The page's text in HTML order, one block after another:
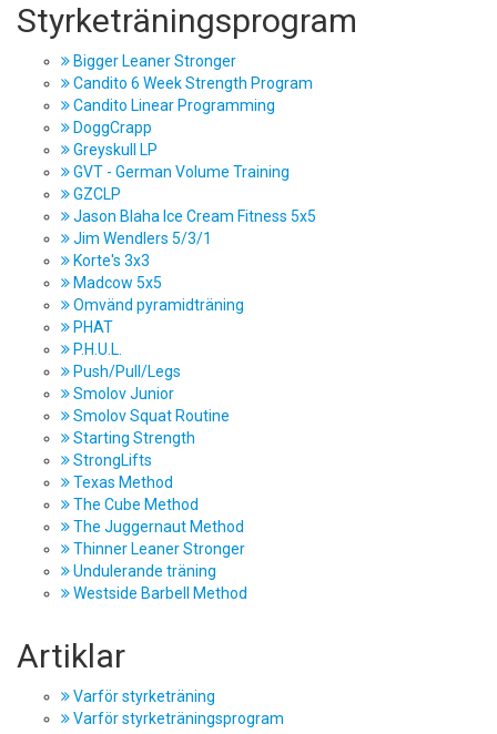
Styrketräningsprogram
Bigger Leaner Stronger
Candito 6 Week Strength Program
Candito Linear Programming
DoggCrapp
Greyskull LP
GVT - German Volume Training
GZCLP
Jason Blaha Ice Cream Fitness 5x5
Jim Wendlers 5/3/1
Korte's 3x3
Madcow 5x5
Omvänd pyramidträning
PHAT
P.H.U.L.
Push/Pull/Legs
Smolov Junior
Smolov Squat Routine
Starting Strength
StrongLifts
Texas Method
The Cube Method
The Juggernaut Method
Thinner Leaner Stronger
Undulerande träning
Westside Barbell Method
Artiklar
Varför styrketräning
Varför styrketräningsprogram